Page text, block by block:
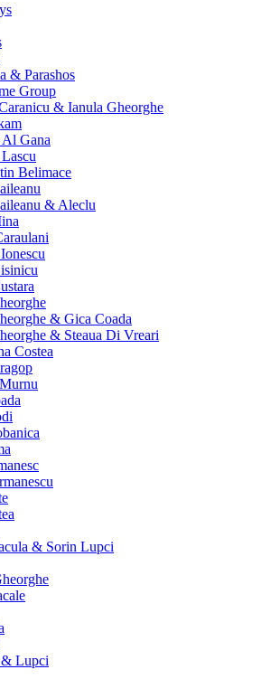
& Parashos
Group
& Ianula Gheorghe
Al Gana
Belimace
& Aleclu
& Gica Coada
& Steaua Di Vreari
Costea
& Sorin Lupci
Lupci